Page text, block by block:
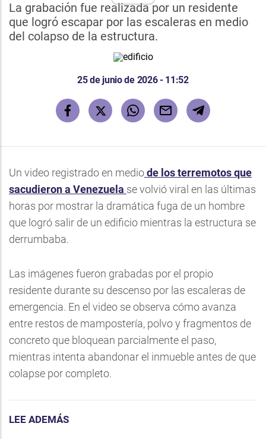
La grabación fue realizada por un residente
que logró escapar por las escaleras en medio
del colapso de la estructura.
25 de junio de 2026 - 11:52
Un video registrado en mediode los terremotos que
sacudieron a Venezuela se volvió viral en las últimas
horas por mostrar la dramática fuga de un hombre
que logró salir de un edificio mientras la estructura se
derrumbaba.
Las imágenes fueron grabadas por el propio
residente durante su descenso por las escaleras de
emergencia. En el video se observa cómo avanza
entre restos de mampostería, polvo y fragmentos de
concreto que bloquean parcialmente el paso,
mientras intenta abandonar el inmueble antes de que
colapse por completo.
LEE ADEMÁS